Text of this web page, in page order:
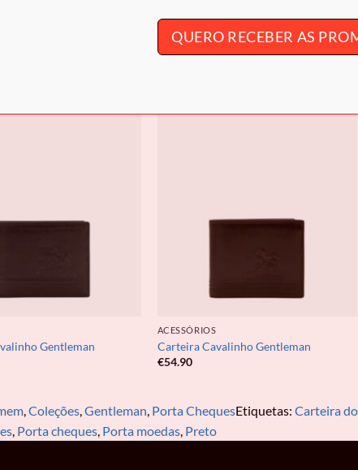
Gentleman
ACESSÓRIOS
Carteira Cavalinho Gentleman
€54.90
,Coleções,Gentleman, Porta ChequesEtiquetas: Carteira
, Porta cheques, Porta moedas, Preto
QUERO RECEBER AS